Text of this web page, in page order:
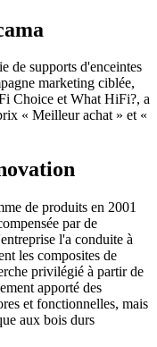
de supports d'enceintes
marketing ciblée,
Choice et What HiFi?, a
« Meilleur achat » et «
de produits en 2001
par de
l'a conduite à
les composites de
privilégié à partir de
apporté des
et fonctionnelles, mais
aux bois durs